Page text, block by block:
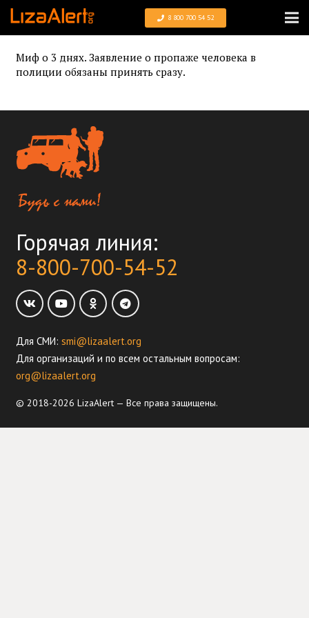
8 800 700 54 52
Миф о 3 днях. Заявление о пропаже человека в
полиции обязаны принять сразу.
Горячая линия:
8-800-700-54-52
Для СМИ: smi@lizaalert.org
Для организаций и по всем остальным вопросам:
org@lizaalert.org
© 2018-2026 LizaAlert — Все права защищены.